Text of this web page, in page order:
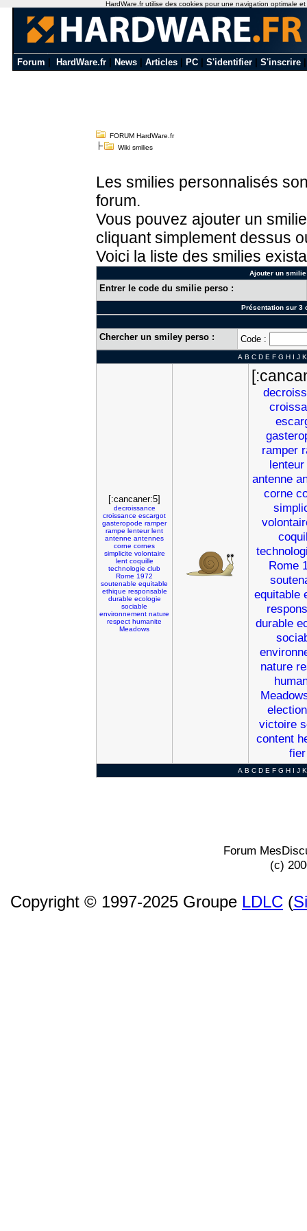
Forum HardWare.fr News Articles PC S'identifier S'inscrire
FORUM HardWare.fr
Wiki smilies
Les smilies personnalisés
forum.
Vous pouvez ajouter un
cliquant simplement dessus
Voici la liste des smilies
Ajouter un
Entrer le code du smilie perso :
Présentation sur 3
Chercher un smiley perso : Code :
A B C D E F G H I J K
[:cancaner:5]
decroissance
croissance escargot
gasteropode ramper
rampe lenteur lent
antenne antennes
corne cornes
simplicite volontaire
lent coquille
technologie club
Rome 1972
soutenable equitable
ethique responsable
durable ecologie
sociable
environnement nature
respect humanite
Meadows
ramper
lenteur
antenne
corne
Rome
equitable
durable
nature
election
victoire
content
fier
A B C D E F G H I J K
Forum
(c)
Copyright © 1997-2025 Groupe LDLC (
HardWare.fr utilise des cookies pour une navigation optimale